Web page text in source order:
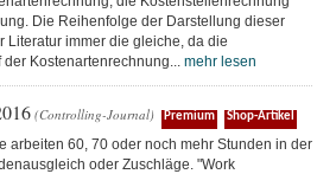
Die Reihenfolge der Darstellung dieser
Literatur immer die gleiche, da die
Kostenartenrechnung... mehr lesen
(Controlling-Journal) Premium Shop-Artikel
arbeiten 60, 70 oder noch mehr Stunden in der
oder Zuschläge. "Work